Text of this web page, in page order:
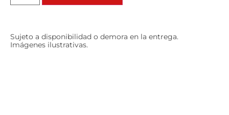
Sujeto a disponibilidad o demora en la entrega.
Imágenes ilustrativas.